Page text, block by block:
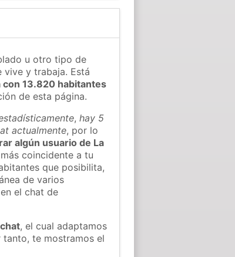
u otro tipo de
y trabaja. Está
con 13.820 habitantes
de esta página.
,hay 5
actualmente, por lo
algún usuario de La
coincidente a tu
que posibilita,
de varios
el chat de
, el cual adaptamos
tanto, te mostramos el